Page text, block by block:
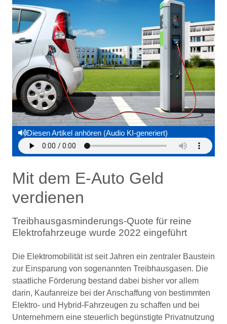
Diesen Artikel anhören (Audio KI-generiert)
Mit dem E-Auto Geld
verdienen
Treibhausgasminderungs-Quote für reine
Elektrofahrzeuge wurde 2022 eingeführt
Die Elektromobilität ist seit Jahren ein zentraler Baustein
zur Einsparung von sogenannten Treibhausgasen. Die
staatliche Förderung bestand dabei bisher vor allem
darin, Kaufanreize bei der Anschaffung von bestimmten
Elektro- und Hybrid-Fahrzeugen zu schaffen und bei
Unternehmern eine steuerlich begünstigte Privatnutzung